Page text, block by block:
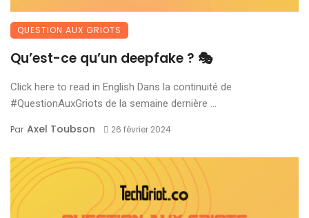
QUESTION AUX GRIOTS
Qu’est-ce qu’un deepfake ? 🎭
Click here to read in English Dans la continuité de
#QuestionAuxGriots de la semaine dernière ...
Par Axel Toubson 26 février 2024